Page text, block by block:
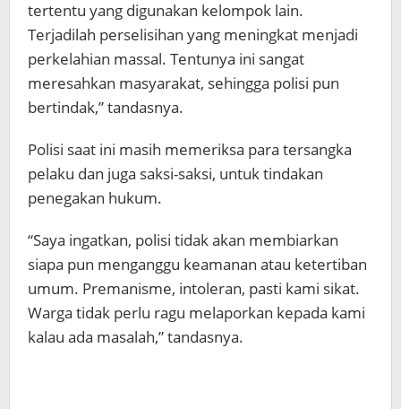
tertentu yang digunakan kelompok lain.
Terjadilah perselisihan yang meningkat menjadi
perkelahian massal. Tentunya ini sangat
meresahkan masyarakat, sehingga polisi pun
bertindak,” tandasnya.
Polisi saat ini masih memeriksa para tersangka
pelaku dan juga saksi-saksi, untuk tindakan
penegakan hukum.
“Saya ingatkan, polisi tidak akan membiarkan
siapa pun menganggu keamanan atau ketertiban
umum. Premanisme, intoleran, pasti kami sikat.
Warga tidak perlu ragu melaporkan kepada kami
kalau ada masalah,” tandasnya.